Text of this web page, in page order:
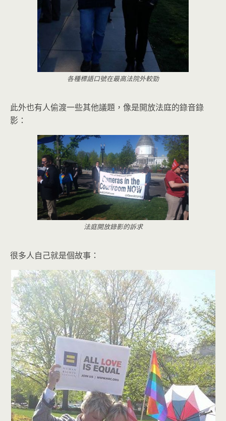
各種標語口號在最高法院外較勁
此外也有人偷渡一些其他議題，像是開放法庭的錄音錄
影：
法庭開放錄影的訴求
很多人自己就是個故事：